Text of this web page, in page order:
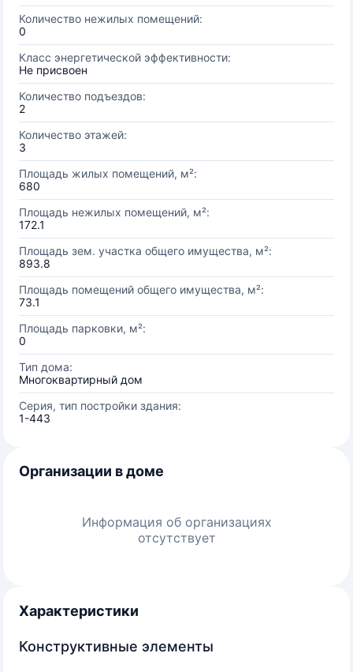
Количество нежилых помещений:
0
Класс энергетической эффективности:
Не присвоен
Количество подъездов:
2
Количество этажей:
3
Площадь жилых помещений, м²:
680
Площадь нежилых помещений, м²:
172.1
Площадь зем. участка общего имущества, м²:
893.8
Площадь помещений общего имущества, м²:
73.1
Площадь парковки, м²:
0
Тип дома:
Многоквартирный дом
Серия, тип постройки здания:
1-443
Организации в доме
Информация об организациях
отсутствует
Характеристики
Конструктивные элементы